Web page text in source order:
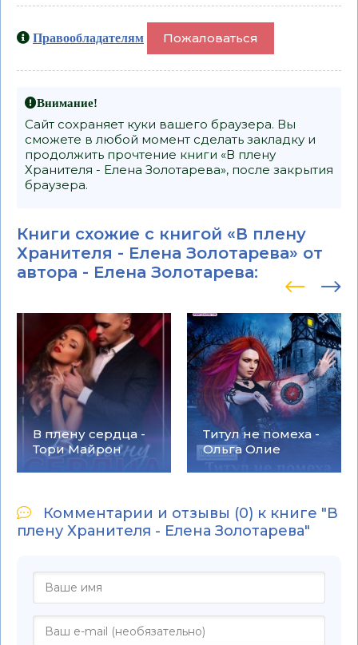
Правообладателям Пожаловаться
Внимание!
Сайт сохраняет куки вашего браузера. Вы
сможете в любой момент сделать закладку и
продолжить прочтение книги «В плену
Хранителя - Елена Золотарева», после закрытия
браузера.
Книги схожие с книгой «В плену
Хранителя - Елена Золотарева» от
автора - Елена Золотарева:
В плену сердца -
Тори Майрон
Титул не помеха -
Ольга Олие
Комментарии и отзывы (0) к книге "В
плену Хранителя - Елена Золотарева"